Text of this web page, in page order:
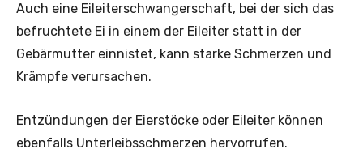
Auch eine Eileiterschwangerschaft, bei der sich das
befruchtete Ei in einem der Eileiter statt in der
Gebärmutter einnistet, kann starke Schmerzen und
Krämpfe verursachen.
Entzündungen der Eierstöcke oder Eileiter können
ebenfalls Unterleibsschmerzen hervorrufen.